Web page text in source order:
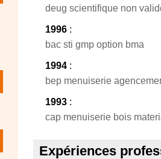
deug scientifique non
1996 :
bac sti gmp option bma
1994 :
bep menuiserie
1993 :
cap menuiserie bois
Expériences